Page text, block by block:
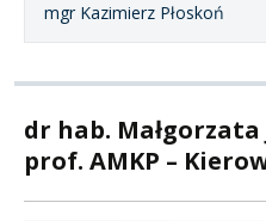
mgr Kazimierz Płoskoń
dr hab. Małgorzata
prof. AMKP –